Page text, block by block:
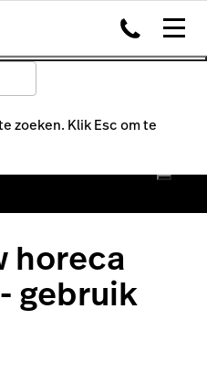
zoeken. Klik Esc om te
horeca
gebruik